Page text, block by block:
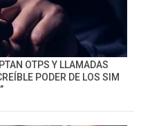
OTPS Y LLAMADAS
PODER DE LOS SIM